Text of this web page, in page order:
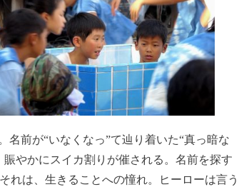
名前が“いなくなっ”て辿り着いた“真っ暗な
やかにスイカ割りが催される。名前を探す
れは、生きることへの憧れ。ヒーローは言う